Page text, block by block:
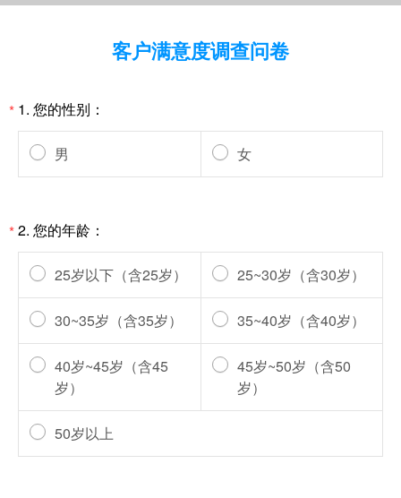
客户满意度调查问卷
* 1. 您的性别：
男 女
*2. 您的年龄：
25岁以下（含25岁） 25~30岁（含30岁）
30~35岁（含35岁） 35~40岁（含40岁）
40岁~45岁（含45
岁）
45岁~50岁（含50
岁）
50岁以上